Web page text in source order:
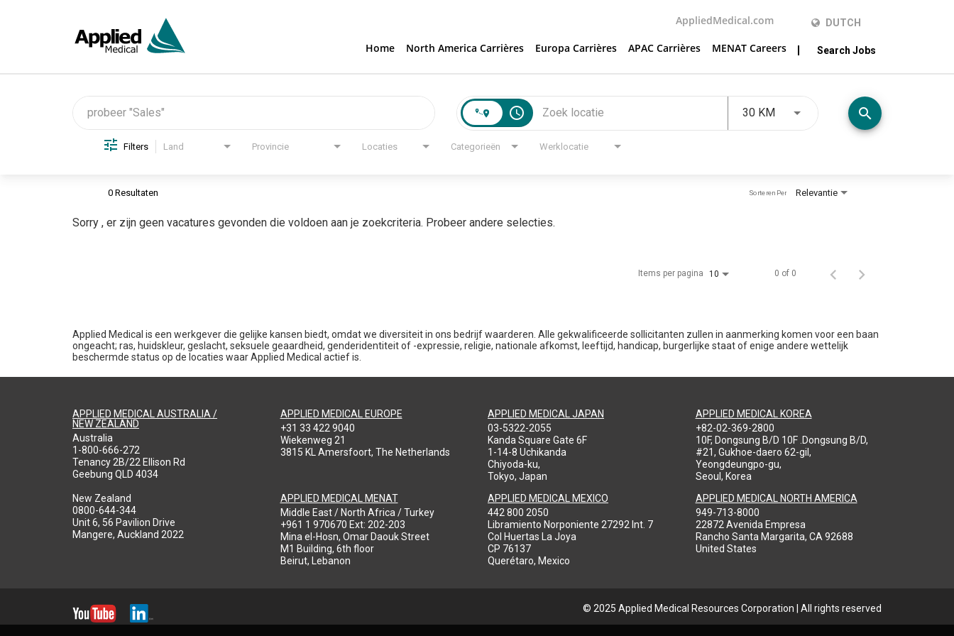
AppliedMedical.com DUTCH
Home North America Carrières Europa Carrières APAC Carrières MENAT Careers Search Jobs
access_time 30 KM search
Filters Land Provincie Locaties Categorieën Werklocatie
0 Resultaten Relevantie
Sorteren Per
Sorry , er zijn geen vacatures gevonden die voldoen aan je zoekcriteria. Probeer andere selecties.
Items per pagina 10 0 of 0
Applied Medical is een werkgever die gelijke kansen biedt, omdat we diversiteit in ons bedrijf waarderen. Alle gekwalificeerde sollicitanten zullen in aanmerking komen voor een baan
ongeacht; ras, huidskleur, geslacht, seksuele geaardheid, genderidentiteit of -expressie, religie, nationale afkomst, leeftijd, handicap, burgerlijke staat of enige andere wettelijk
beschermde status op de locaties waar Applied Medical actief is.
APPLIED MEDICAL AUSTRALIA /
NEW ZEALAND
Australia
1-800-666-272
Tenancy 2B/22 Ellison Rd
Geebung QLD 4034
New Zealand
0800-644-344
Unit 6, 56 Pavilion Drive
Mangere, Auckland 2022
APPLIED MEDICAL EUROPE
+31 33 422 9040
Wiekenweg 21
3815 KL Amersfoort, The Netherlands
APPLIED MEDICAL MENAT
Middle East / North Africa / Turkey
+961 1 970670 Ext: 202-203
Mina el-Hosn, Omar Daouk Street
M1 Building, 6th floor
Beirut, Lebanon
APPLIED MEDICAL JAPAN
03-5322-2055
Kanda Square Gate 6F
1-14-8 Uchikanda
Chiyoda-ku,
Tokyo, Japan
APPLIED MEDICAL MEXICO
442 800 2050
Libramiento Norponiente 27292 Int. 7
Col Huertas La Joya
CP 76137
Querétaro, Mexico
APPLIED MEDICAL KOREA
+82-02-369-2800
10F, Dongsung B/D 10F .Dongsung B/D,
#21, Gukhoe-daero 62-gil,
Yeongdeungpo-gu,
Seoul, Korea
APPLIED MEDICAL NORTH AMERICA
949-713-8000
22872 Avenida Empresa
Rancho Santa Margarita, CA 92688
United States
© 2025 Applied Medical Resources Corporation | All rights reserved